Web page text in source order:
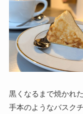
黒くなるまで焼かれ
手本のようなバスク